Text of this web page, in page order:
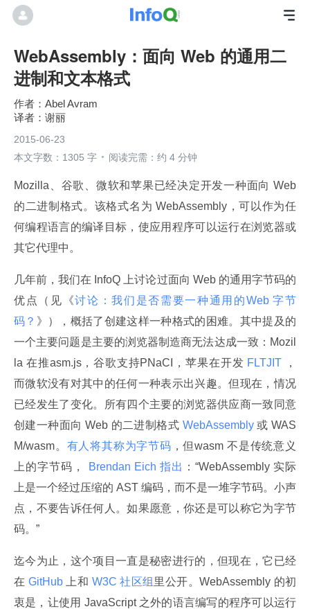
WebAssembly：面向 Web 的通用二
进制和文本格式
Abel Avram
谢丽
2015-06-23
本文字数：1305 字
阅读完需：约 4 分钟
Mozilla、谷歌、微软和苹果已经决定开发一种面向 Web
的二进制格式。该格式名为 WebAssembly，可以作为任
何编程语言的编译目标，使应用程序可以运行在浏览器或
其它代理中。
几年前，我们在 InfoQ 上讨论过面向 Web 的通用字节码的
优点（见《讨论：我们是否需要一种通用的Web 字节
码？ 》），概括了创建这样一种格式的困难。其中提及的
一个主要问题是主要的浏览器制造商无法达成一致：Mozil
la 在推asm.js，谷歌支持PNaCI，苹果在开发 FLTJIT
，
而微软没有对其中的任何一种表示出兴趣。但现在，情况
已经发生了变化。所有四个主要的浏览器供应商一致同意
创建一种面向 Web 的二进制格式 WebAssembly 或 WAS
M/wasm。 有人将其称为字节码 ，但wasm 不是传统意义
上的字节码，
Brendan Eich 指出 ：“WebAssembly 实际
上是一个经过压缩的 AST 编码，而不是一堆字节码。小声
点，不要告诉任何人。如果愿意，你还是可以称它为字节
码。”
迄今为止，这个项目一直是秘密进行的，但现在，它已经
在 GitHub 上和 W3C 社区组 里公开。WebAssembly 的初
衷是，让使用 JavaScript 之外的语言编写的程序可以运行